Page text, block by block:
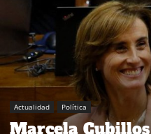
Actualidad Política
Marcela